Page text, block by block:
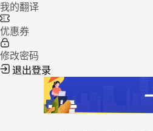
我的翻译
优惠券
修改密码
退出登录